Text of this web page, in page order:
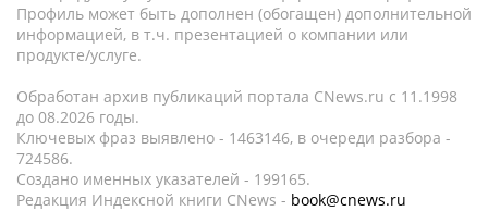
Профиль может быть дополнен (обогащен) дополнительной
информацией, в т.ч. презентацией о компании или
продукте/услуге.
Обработан архив публикаций портала CNews.ru c 11.1998
до 08.2026 годы.
Ключевых фраз выявлено - 1463146, в очереди разбора -
724586.
Создано именных указателей - 199165.
Редакция Индексной книги CNews - book@cnews.ru